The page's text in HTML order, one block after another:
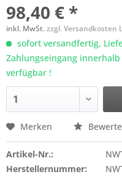
98,40 € *
inkl. MwSt.zzgl. Versandkosten
sofort versandfertig,
Zahlungseingang
verfügbar !
Merken
Artikel-Nr.:
Herstellernummer: